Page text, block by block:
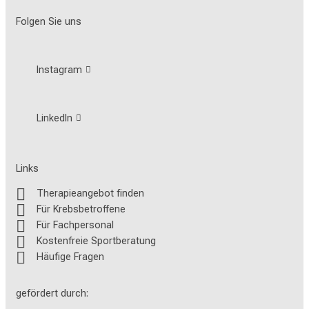
Folgen Sie uns
Instagram
LinkedIn
Links
Therapieangebot finden
Für Krebsbetroffene
Für Fachpersonal
Kostenfreie Sportberatung
Häufige Fragen
gefördert durch: